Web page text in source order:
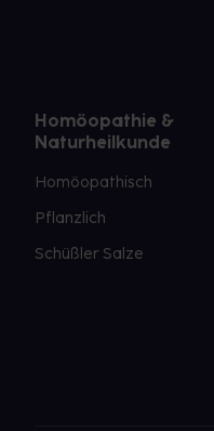
Homöopathie &
Naturheilkunde
Homöopathisch
Pflanzlich
Schüßler Salze